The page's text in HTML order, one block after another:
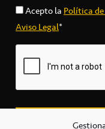
Acepto laPolítica
Aviso Legal*